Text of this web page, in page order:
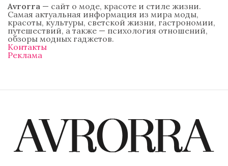
Avrorra — сайт о моде, красоте и стиле жизни.
Самая актуальная информация из мира моды,
красоты, культуры, светской жизни, гастрономии,
путешествий, а также — психология отношений,
обзоры модных гаджетов.
Контакты
Реклама